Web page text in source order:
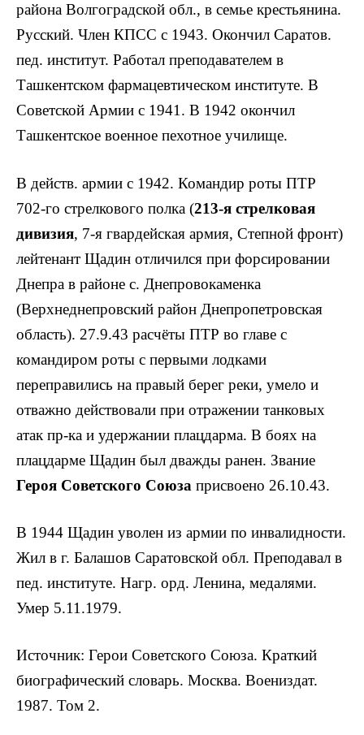
района Волгоградской обл., в семье кре­стьянина.
Русский. Член КПСС с 1943. Окончил Саратов.
пед. институт. Работал преподавателем в
Ташкентском фармацевтическом институте. В
Советской Армии с 1941. В 1942 окон­чил
Ташкентское военное пехотное училище.
В действ. армии с 1942. Командир роты ПТР
702-го стрелкового полка (213-я стрелковая
дивизия, 7-я гвардейская армия, Степной фронт)
лейте­нант Щадин отличился при форсировании
Днепра в районе с. Днепровокаменка
(Верхнеднепровский район Днепропетровская
область). 27.9.43 расчёты ПТР во главе с
командиром роты с первыми лодками
переправились на правый берег реки, умело и
отважно действовали при отражении танковых
атак пр-ка и удержании плацдарма. В бо­ях на
плацдарме Щадин был дважды ранен. Звание
Героя Советского Союза присвоено 26.10.43.
В 1944 Щадин уволен из армии по инва­лидности.
Жил в г. Балашов Саратовской обл. Преподавал в
пед. институте. Нагр. орд. Ленина, медалями.
Умер 5.11.1979.
Источник: Герои Советского Союза. Краткий
биографический словарь. Москва. Воениздат.
1987. Том 2.